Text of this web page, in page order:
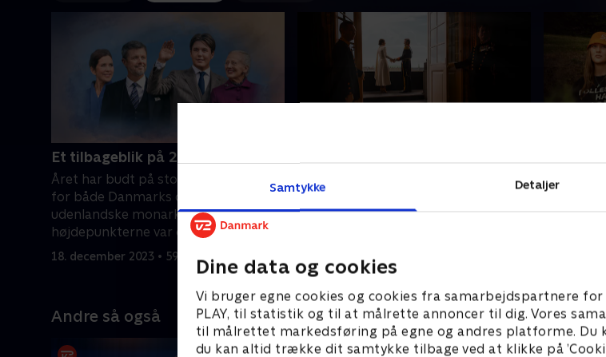
Samtykke Detaljer
Dine data og cookies
Vi bruger egne cookies og cookies fra samarbejdspartnere
PLAY, til statistik og til at målrette annoncer til dig. Vores
til målrettet markedsføring på egne og andres platforme. Du
du kan altid trække dit samtykke tilbage ved at klikke på
Et tilbageblik på 2023
Året har budt på store begivenheder
for både Danmarks dronning og for
udenlandske monarker. Et af
højdepunkterne var den store fejring
af prins Christian.
18. december 2023 • 59 min
Med sin historiske beslutning om at
abdicere gjorde dronning Margrethe
2024 til et helt usædvanligt år i det
se, hvordan det første år som
Frederik 10.
19. december 2024 • 76 min
Natasja
Andre så også